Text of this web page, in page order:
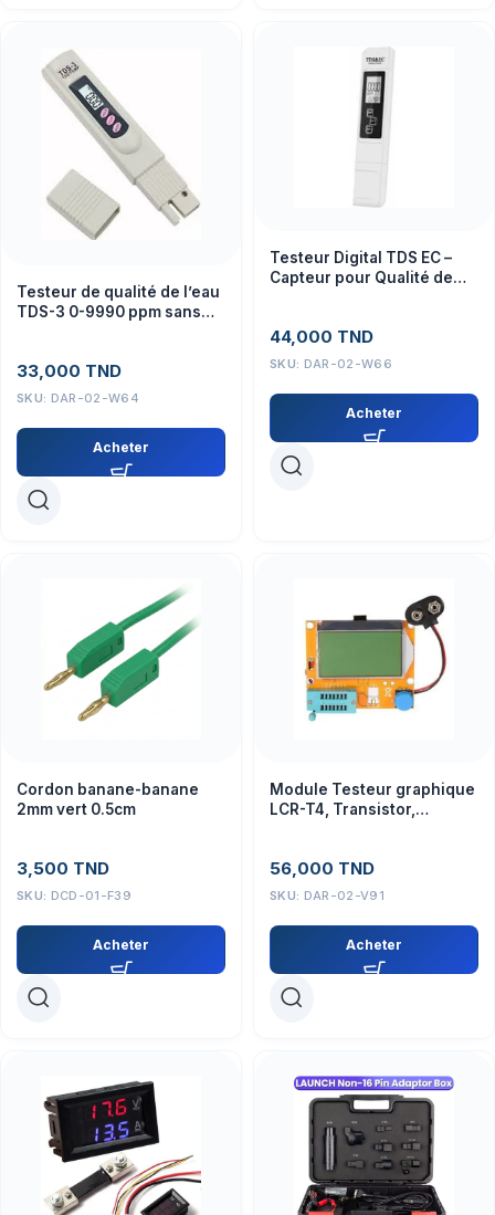
Testeur de qualité de l’eau
TDS-3 0-9990 ppm sans
33,000 TND
SKU: DAR-02-W64
Acheter
Testeur Digital TDS EC –
Capteur pour Qualité de
44,000 TND
SKU: DAR-02-W66
Acheter
Cordon banane-banane
2mm vert 0.5cm
3,500 TND
SKU: DCD-01-F39
Acheter
Module Testeur graphique
LCR-T4, Transistor,
56,000 TND
SKU: DAR-02-V91
Acheter